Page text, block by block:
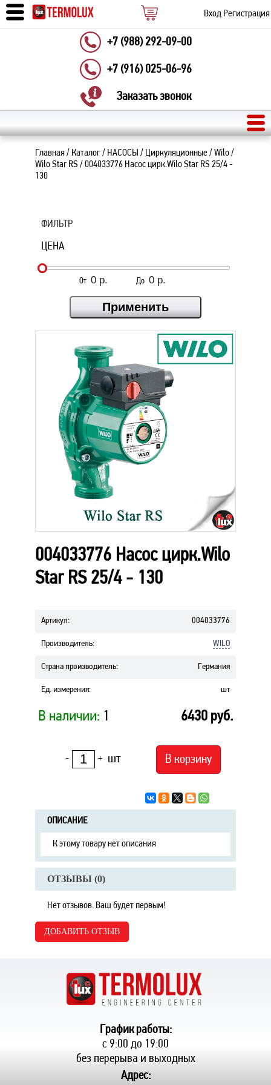
Вход Регистрация
+7 (988) 292-09-00
+7 (916) 025-06-96
Заказать звонок
Главная/ Каталог/ НАСОСЫ / Циркуляционные/ Wilo/
Wilo Star RS / 004033776 Насос цирк.Wilo Star RS 25/4 -
130
ФИЛЬТР
ЦЕНА
От До
004033776 Насос цирк.Wilo
Star RS 25/4 - 130
Артикул: 004033776
Производитель: WILO
Страна производитель: Германия
Ед. измерения: шт
В наличии: 1 6430 руб.
- + шт В корзину
ОПИСАНИЕ
К этому товару нет описания
ОТЗЫВЫ (0)
Нет отзывов. Ваш будет первым!
ДОБАВИТЬ ОТЗЫВ
График работы:
с 9:00 до 19:00
без перерыва и выходных
Адрес: